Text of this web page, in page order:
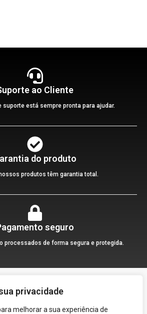
privacidade
melhorar a sua experiência de
ao Cliente
suporte está sempre pronta para ajudar.
do produto
produtos têm garantia total.
seguro
processados de forma segura e protegida.